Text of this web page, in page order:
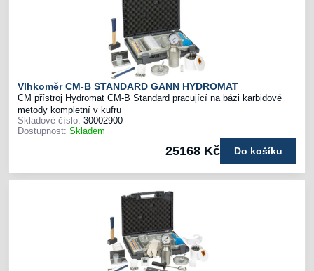
Vlhkoměr CM-B STANDARD GANN HYDROMAT
CM přístroj Hydromat CM-B Standard pracující na bázi karbidové
metody kompletní v kufru
Skladové číslo: 30002900
Dostupnost: Skladem
25168 Kč Do košíku